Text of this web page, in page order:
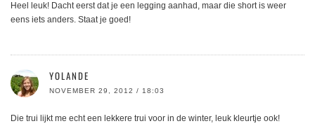
Heel leuk! Dacht eerst dat je een legging aanhad, maar die short is weer
eens iets anders. Staat je goed!
YOLANDE
NOVEMBER 29, 2012 / 18:03
Die trui lijkt me echt een lekkere trui voor in de winter, leuk kleurtje ook!